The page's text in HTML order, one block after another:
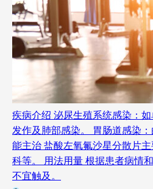
疾病介绍 泌尿生殖系统感染：
发作及肺部感染。 胃肠道感染
能主治 盐酸左氧氟沙星分散片
科等。 用法用量 根据患者病情
不宜触及。